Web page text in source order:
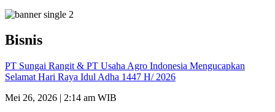
Bisnis
PT Sungai Rangit & PT Usaha Agro Indonesia Mengucapkan
Selamat Hari Raya Idul Adha 1447 H/ 2026
Mei 26, 2026 | 2:14 am WIB